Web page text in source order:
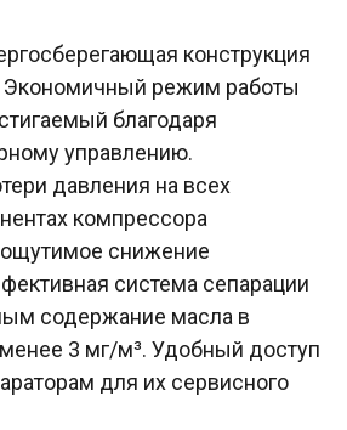
конструкция
Экономичный режим работы
благодаря
управлению.
давления на всех
компрессора
снижение
система сепарации
содержание масла в
3 мг/м³. Удобный доступ
для их сервисного